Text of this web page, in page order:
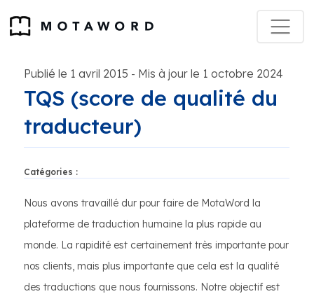
Publié le 1 avril 2015 - Mis à jour le 1 octobre 2024
TQS (score de qualité du
traducteur)
Catégories :
Nous avons travaillé dur pour faire de MotaWord la
plateforme de traduction humaine la plus rapide au
monde. La rapidité est certainement très importante pour
nos clients, mais plus importante que cela est la qualité
des traductions que nous fournissons. Notre objectif est